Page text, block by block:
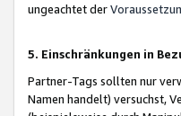
ungeachtet der
5. Einschränkungen in
Partner-Tags sollten nur
Namen handelt) versuchst,